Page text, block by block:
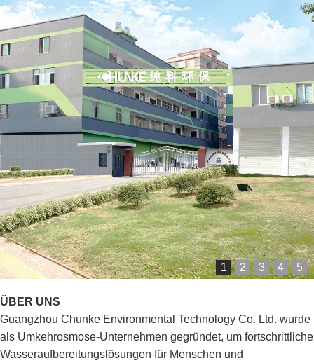
1 2 3 4 5
ÜBER UNS
Guangzhou Chunke Environmental Technology Co. Ltd. wurde
als Umkehrosmose-Unternehmen gegründet, um fortschrittliche
Wasseraufbereitungslösungen für Menschen und